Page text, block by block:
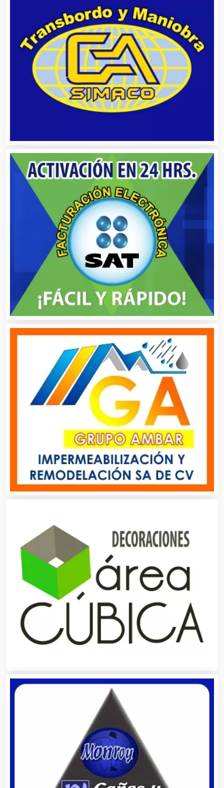
Autobuses
Automatización
Automóviles Nuevos y Usados
Avaluos
Balnearios
Bancos
Basculas
Bebidas
Belleza
Bordados y Estampados
Cafeterías
Camiones para Fletes
Cancelería de Aluminio
Capacitación